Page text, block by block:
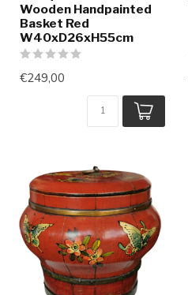
Wooden Handpainted
Basket Red
W40xD26xH55cm
€249,00